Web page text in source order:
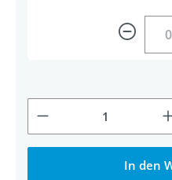
Produkt Anzahl:
In den